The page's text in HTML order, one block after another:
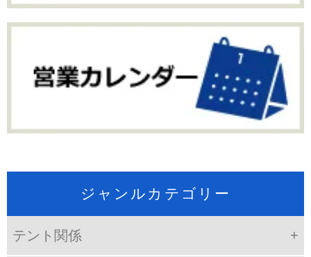
ジャンルカテゴリー
テント関係